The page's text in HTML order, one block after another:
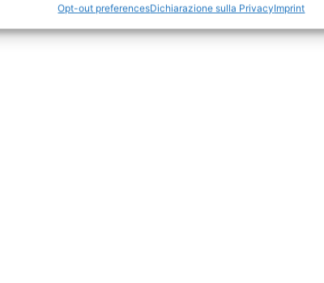
Opt-out preferencesDichiarazione sulla PrivacyImprint